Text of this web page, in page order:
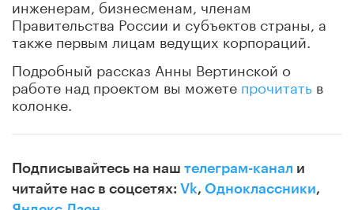
инженерам, бизнесменам, членам
Правительства России и субъектов страны, а
также первым лицам ведущих корпораций.
Подробный рассказ Анны Вертинской о
работе над проектом вы можете прочитать в
колонке.
Подписывайтесь на наш телеграм-канал и
читайте нас в соцсетях: Vk, Одноклассники,